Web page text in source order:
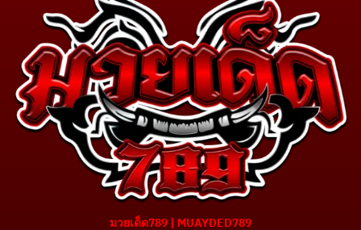
มวยเด็ด789 | MUAYDED789